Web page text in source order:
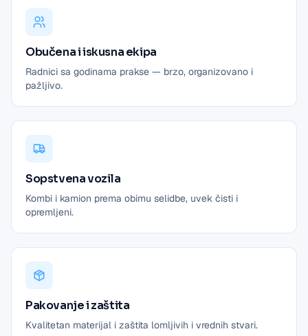
Obučena i iskusna ekipa
Radnici sa godinama prakse — brzo, organizovano i
pažljivo.
Sopstvena vozila
Kombi i kamion prema obimu selidbe, uvek čisti i
opremljeni.
Pakovanje i zaštita
Kvalitetan materijal i zaštita lomljivih i vrednih stvari.